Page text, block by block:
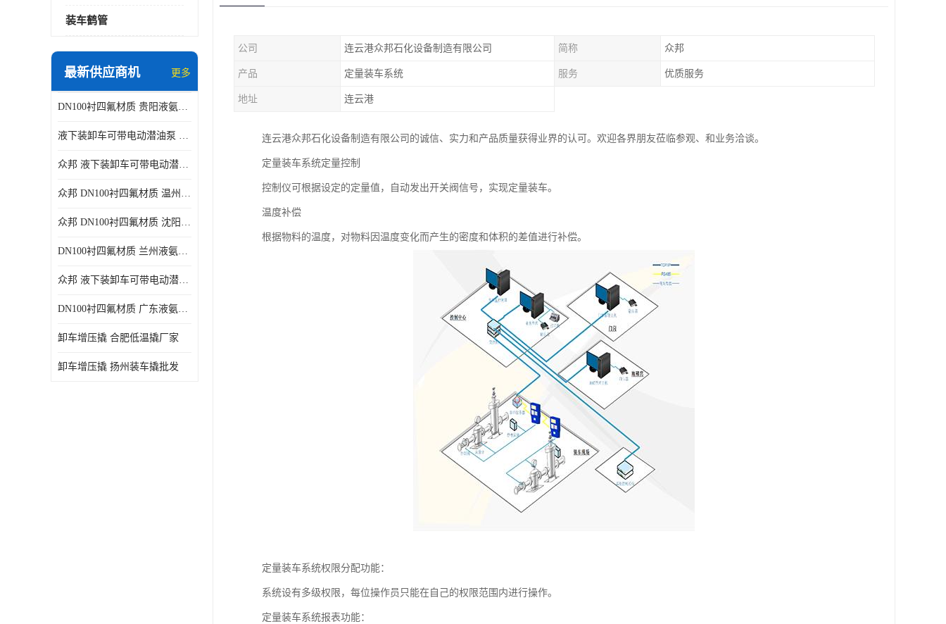
装车鹤管
最新供应商机 更多
DN100衬四氟材质 贵阳液氨鹤管供应商
液下装卸车可带电动潜油泵 贵阳液氨鹤管批发商
众邦 液下装卸车可带电动潜油泵 沈阳液氨鹤管批发商
众邦 DN100衬四氟材质 温州液氨鹤管批发商
众邦 DN100衬四氟材质 沈阳液氨鹤管批发商
DN100衬四氟材质 兰州液氨鹤管批发商
众邦 液下装卸车可带电动潜油泵 太原液氨鹤管厂商
DN100衬四氟材质 广东液氨鹤管厂商
卸车增压撬 合肥低温撬厂家
卸车增压撬 扬州装车撬批发
公司 连云港众邦石化设备制造有限公司 简称 众邦
产品 定量装车系统 服务 优质服务
地址 连云港
连云港众邦石化设备制造有限公司的诚信、实力和产品质量获得业界的认可。欢迎各界朋友莅临参观、和业务洽谈。
定量装车系统定量控制
控制仪可根据设定的定量值，自动发出开关阀信号，实现定量装车。
温度补偿
根据物料的温度，对物料因温度变化而产生的密度和体积的差值进行补偿。
定量装车系统权限分配功能：
系统设有多级权限，每位操作员只能在自己的权限范围内进行操作。
定量装车系统报表功能：